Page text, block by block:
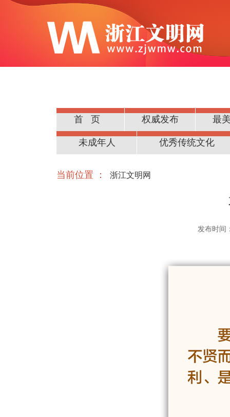
首页 权威发布 最
公民道德
未成年人 优秀传统文化
当前位置 ： 浙江文明网
发布时间